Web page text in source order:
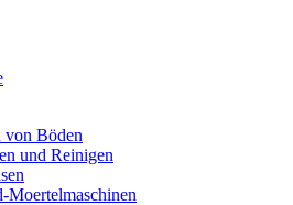
von Böden
und Reinigen
Moertelmaschinen